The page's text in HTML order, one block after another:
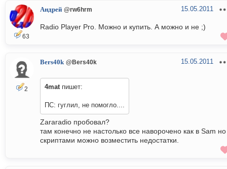
63
Андрей @rw6hrm 15.05.2011
Radio Player Pro. Можно и купить. А можно и не ;)
2
Bers40k @Bers40k 15.05.2011
4matпишет:
ПС: гуглил, не помогло....
Zararadio пробовал?
там конечно не настолько все наворочено как в Sam но
скриптами можно возместить недостатки.